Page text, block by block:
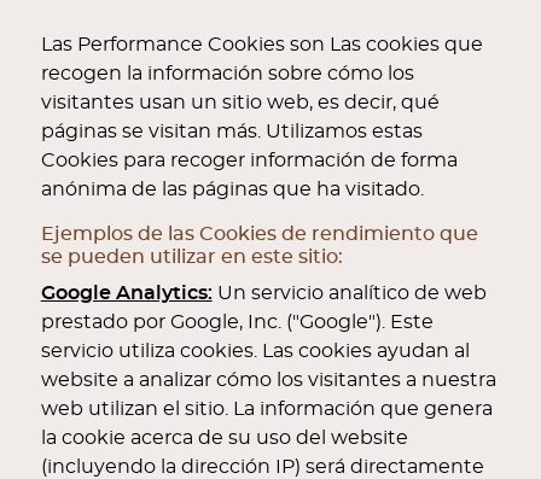
Las Performance Cookies son Las cookies que
recogen la información sobre cómo los
visitantes usan un sitio web, es decir, qué
páginas se visitan más. Utilizamos estas
Cookies para recoger información de forma
anónima de las páginas que ha visitado.
Ejemplos de las Cookies de rendimiento que
se pueden utilizar en este sitio:
Google Analytics:Un servicio analítico de web
prestado por Google, Inc. ("Google"). Este
servicio utiliza cookies. Las cookies ayudan al
website a analizar cómo los visitantes a nuestra
web utilizan el sitio. La información que genera
la cookie acerca de su uso del website
(incluyendo la dirección IP) será directamente